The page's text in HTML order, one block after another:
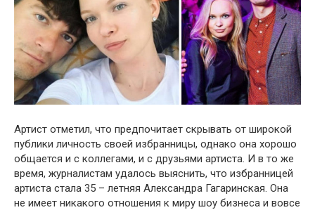
Артист отметил, что предпочитает скрывать от широкой
публики личность своей избранницы, однако она хорошо
общается и с коллегами, и с друзьями артиста. И в то же
время, журналистам удалось выяснить, что избранницей
артиста стала 35 – летняя Александра Гагаринская. Она
не имеет никакого отношения к миру шоу бизнеса и вовсе